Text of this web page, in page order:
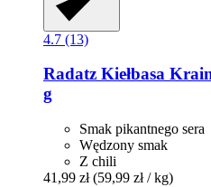
4.7 (13)
Radatz Kiełbasa
g
Smak pikantnego sera
Wędzony smak
Z chili
41,99 zł (59,99 zł / kg)